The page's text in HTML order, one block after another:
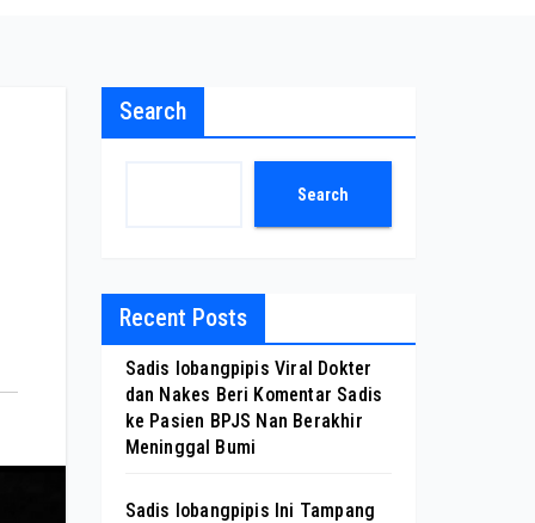
Search
Search
Recent Posts
Sadis lobangpipis Viral Dokter
dan Nakes Beri Komentar Sadis
ke Pasien BPJS Nan Berakhir
Meninggal Bumi
Sadis lobangpipis Ini Tampang